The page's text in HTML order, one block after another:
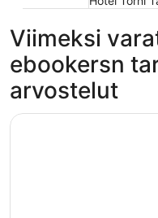
Viimeksi
ebookersn
arvostelut
Holiday Club Tampereen